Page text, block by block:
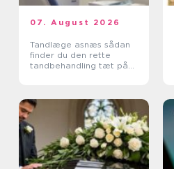
07. August 2026
Tandlæge asnæs sådan
finder du den rette
tandbehandling tæt på